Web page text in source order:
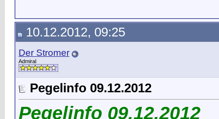
10.12.2012, 09:25
Der Stromer
Admiral
Pegelinfo 09.12.2012
Pegelinfo 09.12.2012